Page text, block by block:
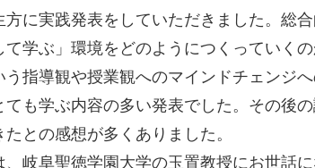
方に実践発表をしていただきました。総
て学ぶ」環境をどのようにつくっていく
う指導観や授業観へのマインドチェンジ
ても学ぶ内容の多い発表でした。その後
との感想が多くありました。
岐阜聖徳学園大学の玉置教授にお世話